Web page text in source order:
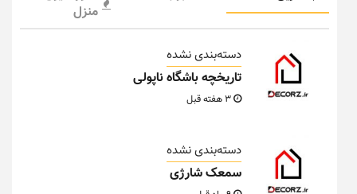
منزل
دسته‌بندی نشده
تاریخچه باشگاه ناپولی
دسته‌بندی نشده
سمعک شارژی